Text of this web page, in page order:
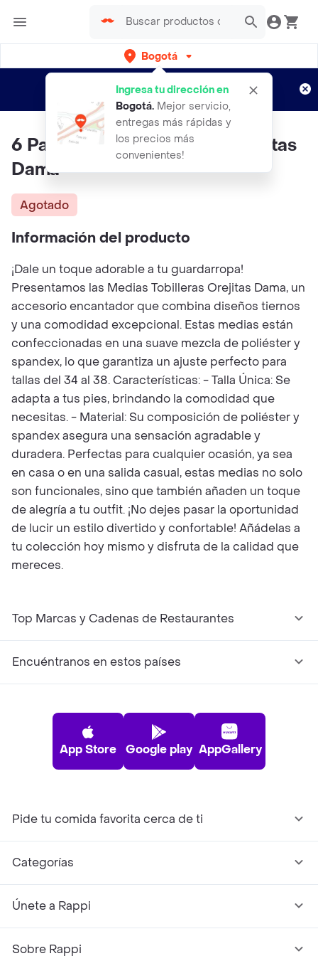
Bogotá
Ingresa tu dirección en
Bogotá. Mejor servicio,
entregas más rápidas y
los precios más
convenientes!
envíos gratis por semanas
Aplican TyC
6 Pares Medias Tobilleras Orejitas
Dama
Agotado
Información del producto
¡Dale un toque adorable a tu guardarropa!
Presentamos las Medias Tobilleras Orejitas Dama, un
accesorio encantador que combina diseños tiernos
y una comodidad excepcional. Estas medias están
confeccionadas en una suave mezcla de poliéster y
spandex, lo que garantiza un ajuste perfecto para
tallas del 34 al 38. Características: - Talla Única: Se
adapta a tus pies, brindando la comodidad que
necesitas. - Material: Su composición de poliéster y
spandex asegura una sensación agradable y
duradera. Perfectas para cualquier ocasión, ya sea
en casa o en una salida casual, estas medias no solo
son funcionales, sino que también añaden un toque
de alegría a tu outfit. ¡No dejes pasar la oportunidad
de lucir un estilo divertido y confortable! Añádelas a
tu colección hoy mismo y disfruta de la calidad que
mereces.
Top Marcas y Cadenas de Restaurantes
Encuéntranos en estos países
App Store Google play AppGallery
Pide tu comida favorita cerca de ti
Categorías
Únete a Rappi
Sobre Rappi